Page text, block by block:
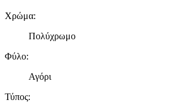
Χρώμα:
Πολύχρωμο
Φύλο:
Αγόρι
Τύπος: